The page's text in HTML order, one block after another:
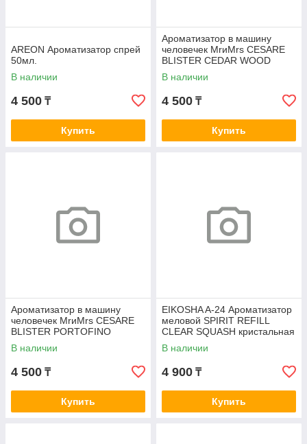
AREON Ароматизатор спрей
50мл.
В наличии
4 500 ₸
Купить
Ароматизатор в машину
человечек MrиMrs CESARE
BLISTER CEDAR WOOD
В наличии
4 500 ₸
Купить
Ароматизатор в машину
человечек MrиMrs CESARE
BLISTER PORTOFINO
В наличии
4 500 ₸
Купить
EIKOSHA A-24 Ароматизатор
меловой SPIRIT REFILL
CLEAR SQUASH кристальная
свежесть
В наличии
4 900 ₸
Купить